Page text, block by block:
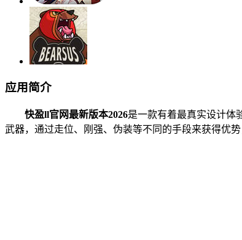
应用简介
快盈ll官网最新版本2026是一款有着最真实设计体
武器，通过走位、刚强、伪装等不同的手段来获得优势